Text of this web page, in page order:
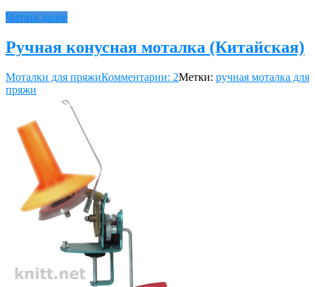
Читать далее
Ручная конусная моталка (Китайская)
Моталки для пряжиКомментарии: 2Метки: ручная моталка для
пряжи